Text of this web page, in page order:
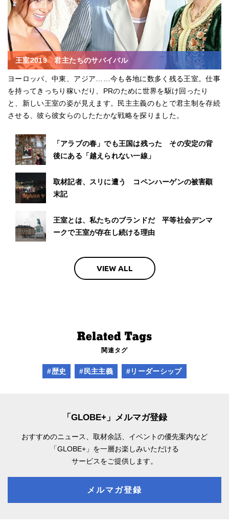
王室2019 君主たちのサバイバル
ヨーロッパ、中東、アジア……今も各地に数多く残る王室。仕事
を持ってきっちり稼いだり、PRのために世界を駆け回ったり
と、新しい王室の姿が見えます。民主主義のもとで君主制を存続
させる、彼ら彼女らのしたたかな戦略を探りました。
「アラブの春」でも王国は残った その安定の背
後にある「越えられない一線」
取材記者、スリに遭う コペンハーゲンの被害顚
末記
王室とは、私たちのブランドだ 平等社会デンマ
ークで王室が存在し続ける理由
VIEW ALL
関連タグ
#歴史 #民主主義 #リーダーシップ
「GLOBE+」メルマガ登録
おすすめのニュース、取材余話、 イベントの優先案内など
「GLOBE+」を一層お楽しみいただける
サービスをご提供します。
メルマガ登録